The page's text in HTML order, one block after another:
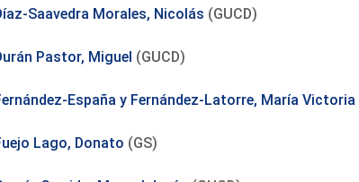
Saavedra Morales, Nicolás (GUCD)
Pastor, Miguel (GUCD)
España y Fernández-Latorre, María Victoria
Lago, Donato (GS)